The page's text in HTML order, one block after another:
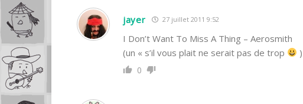
jayer 27 juillet 2011 9:52
I Don’t Want To Miss A Thing – Aerosmith
(un « s’il vous plait ne serait pas de trop
)
0